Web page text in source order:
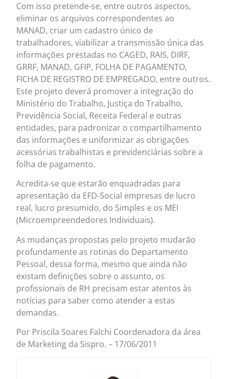
Com isso pretende-se, entre outros aspectos,
eliminar os arquivos correspondentes ao
MANAD, criar um cadastro único de
trabalhadores, viabilizar a transmissão única das
informações prestadas no CAGED, RAIS, DIRF,
GRRF, MANAD, GFIP, FOLHA DE PAGAMENTO,
FICHA DE REGISTRO DE EMPREGADO, entre outros.
Este projeto deverá promover a integração do
Ministério do Trabalho, Justiça do Trabalho,
Previdência Social, Receita Federal e outras
entidades, para padronizar o compartilhamento
das informações e uniformizar as obrigações
acessórias trabalhistas e previdenciárias sobre a
folha de pagamento.
Acredita-se que estarão enquadradas para
apresentação da EFD-Social empresas de lucro
real, lucro presumido, do Simples e os MEI
(Microempreendedores Individuais).
As mudanças propostas pelo projeto mudarão
profundamente as rotinas do Departamento
Pessoal, dessa forma, mesmo que ainda não
existam definições sobre o assunto, os
profissionais de RH precisam estar atentos às
notícias para saber como atender a estas
demandas.
Por Priscila Soares Falchi Coordenadora da área
de Marketing da Sispro. – 17/06/2011